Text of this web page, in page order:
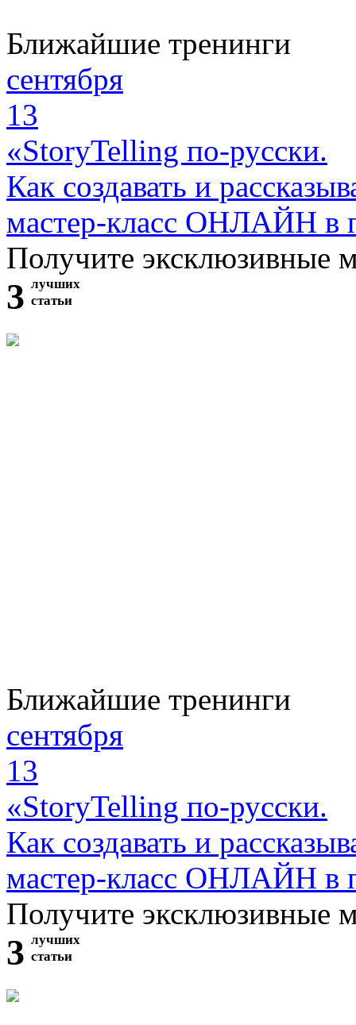
Ближайшие тренинги
сентября
13
«StoryTelling по-русски.
Как создавать и
мастер-класс ОНЛАЙН в
Получите эксклюзивные
3 лучших
статьи
Ближайшие тренинги
сентября
13
«StoryTelling по-русски.
Как создавать и
мастер-класс ОНЛАЙН в
Получите эксклюзивные
3 лучших
статьи